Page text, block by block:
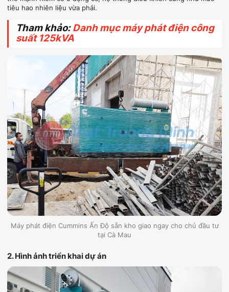
tiêu hao nhiên liệu vừa phải.
Tham khảo:Danh mục máy phát điện công
suất 125kVA
Máy phát điện Cummins Ấn Độ sẵn kho giao ngay cho chủ đầu tư
tại Cà Mau
2. Hình ảnh triển khai dự án